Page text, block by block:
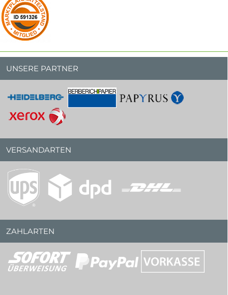
UNSERE PARTNER
VERSANDARTEN
ZAHLARTEN